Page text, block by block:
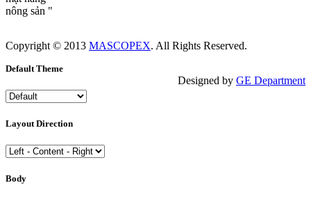
nông sản "
Copyright © 2013 MASCOPEX. All Rights Reserved.
Designed by GE Department
Default Theme
Layout Direction
Body